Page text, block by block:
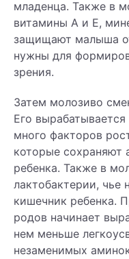
младенца. Также в
витамины А и Е,
защищают малыша
нужны для
зрения.
Затем молозиво
Его
много факторов
которые сохраняют
ребенка. Также в
лактобактерии, чье
кишечник ребенка.
родов начинает
нем меньше
незаменимых